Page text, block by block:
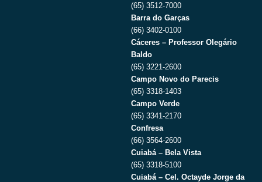
(65) 3512-7000
Barra do Garças
(66) 3402-0100
Cáceres – Professor Olegário
Baldo
(65) 3221-2600
Campo Novo do Parecis
(65) 3318-1403
Campo Verde
(65) 3341-2170
Confresa
(66) 3564-2600
Cuiabá – Bela Vista
(65) 3318-5100
Cuiabá – Cel. Octayde Jorge da